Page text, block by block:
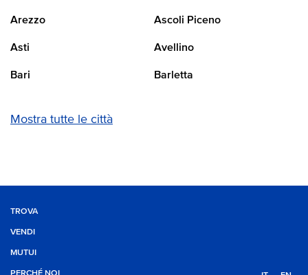
Arezzo Ascoli Piceno
Asti Avellino
Bari Barletta
Mostra tutte le città
TROVA
VENDI
MUTUI
PERCHÉ NOI